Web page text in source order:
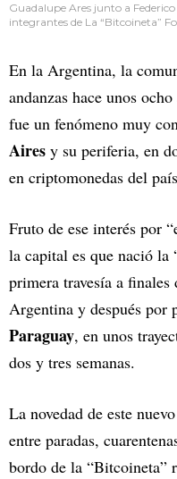
Guadalupe Ares junto a
integrantes de La “Bitcoineta”
En la Argentina, la
andanzas hace unos
fue un fenómeno muy
Aires y su periferia, en
en criptomonedas del
Fruto de ese interés por
la capital es que nació la
primera travesía a
Argentina y después por
Paraguay, en unos
dos y tres semanas.
La novedad de este
entre paradas,
bordo de la “Bitcoineta”